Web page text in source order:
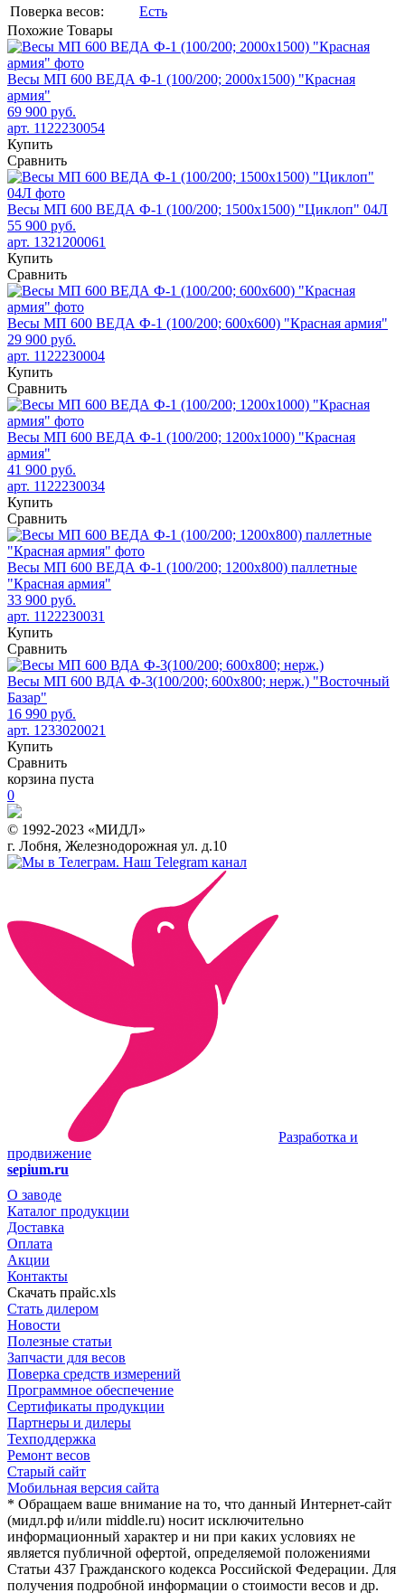
Поверка весов:
Есть
Похожие Товары
Весы МП 600 ВЕДА Ф-1 (100/200; 2000х1500) "Красная
армия"
69 900 руб.
арт. 1122230054
Купить
Сравнить
Весы МП 600 ВЕДА Ф-1 (100/200; 1500х1500) "Циклоп" 04Л
55 900 руб.
арт. 1321200061
Купить
Сравнить
Весы МП 600 ВЕДА Ф-1 (100/200; 600х600) "Красная армия"
29 900 руб.
арт. 1122230004
Купить
Сравнить
Весы МП 600 ВЕДА Ф-1 (100/200; 1200х1000) "Красная
армия"
41 900 руб.
арт. 1122230034
Купить
Сравнить
Весы МП 600 ВЕДА Ф-1 (100/200; 1200х800) паллетные
"Красная армия"
33 900 руб.
арт. 1122230031
Купить
Сравнить
Весы МП 600 ВДА Ф-3(100/200; 600х800; нерж.) "Восточный
Базар"
16 990 руб.
арт. 1233020021
Купить
Сравнить
корзина пуста
0
© 1992-2023 «МИДЛ»
г. Лобня, Железнодорожная ул. д.10
Наш Telegram канал
Разработка и
продвижение
sepium.ru
О заводе
Каталог продукции
Доставка
Оплата
Акции
Контакты
Скачать прайс.xls
Стать дилером
Новости
Полезные статьи
Запчасти для весов
Поверка средств измерений
Программное обеспечение
Сертификаты продукции
Партнеры и дилеры
Техподдержка
Ремонт весов
Старый сайт
Мобильная версия сайта
* Обращаем ваше внимание на то, что данный Интернет-сайт
(мидл.рф и/или middle.ru) носит исключительно
информационный характер и ни при каких условиях не
является публичной офертой, определяемой положениями
Статьи 437 Гражданского кодекса Российской Федерации. Для
получения подробной информации о стоимости весов и др.